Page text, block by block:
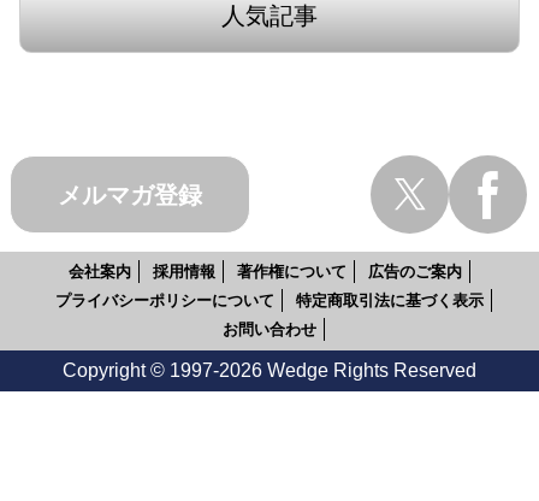
人気記事
メルマガ登録
会社案内 採用情報 著作権について
広告のご案内
プライバシーポリシーについて
特定商取引法に基づく表示
お問い合わせ
Copyright © 1997-2026 Wedge Rights Reserved